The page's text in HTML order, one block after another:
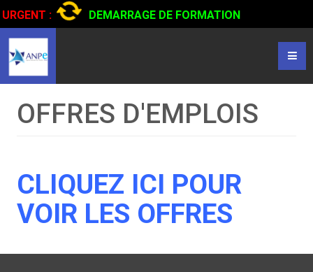
URGENT :
DEMARRAGE DE FORMATION
CERTIFIANTE EN CONDUITE DE CAMIONS...CLIQUER POUR
LIRE
OFFRES D'EMPLOIS
CLIQUEZ ICI POUR
VOIR LES OFFRES